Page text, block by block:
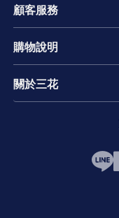
顧客服務
購物說明
關於三花